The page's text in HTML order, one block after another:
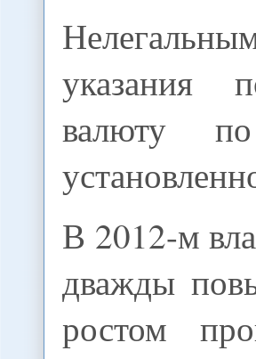
указания
валюту
В 2012-м
дважды
ростом